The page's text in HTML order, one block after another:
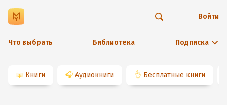
Что выбрать Библиотека Подписка
Войти
📖 Книги 🎧 Аудиокниги 👌 Бесплатные книги